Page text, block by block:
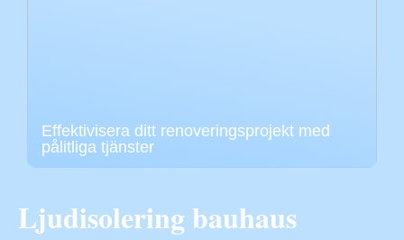
Effektivisera ditt renoveringsprojekt med
pålitliga tjänster
Ljudisolering bauhaus